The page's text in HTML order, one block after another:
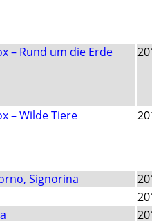
– Rund um die Erde
– Wilde Tiere
Signorina